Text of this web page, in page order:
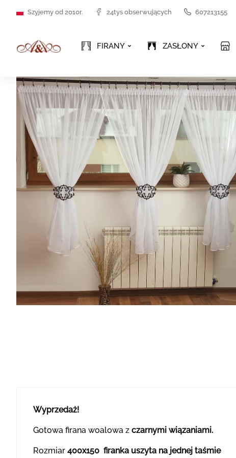
Szyjemy od 2010r. 24tys obserwujących 607213155
FIRANY ZASŁONY
Wyprzedaż!
Gotowa firana woalowa z czarnymi wiązaniami.
Rozmiar 400x150 firanka uszyta na jednej taśmie